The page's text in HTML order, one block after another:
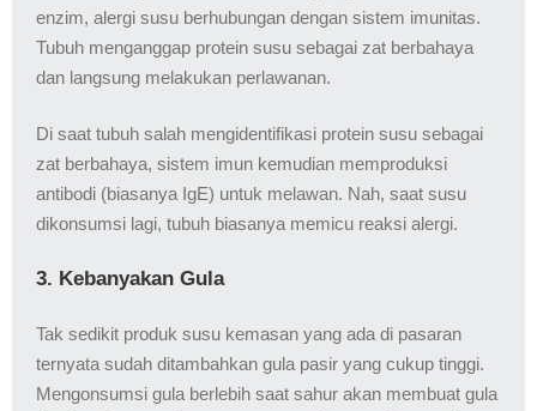
enzim, alergi susu berhubungan dengan sistem imunitas.
Tubuh menganggap protein susu sebagai zat berbahaya
dan langsung melakukan perlawanan.
Di saat tubuh salah mengidentifikasi protein susu sebagai
zat berbahaya, sistem imun kemudian memproduksi
antibodi (biasanya IgE) untuk melawan. Nah, saat susu
dikonsumsi lagi, tubuh biasanya memicu reaksi alergi.
3. Kebanyakan Gula
Tak sedikit produk susu kemasan yang ada di pasaran
ternyata sudah ditambahkan gula pasir yang cukup tinggi.
Mengonsumsi gula berlebih saat sahur akan membuat gula